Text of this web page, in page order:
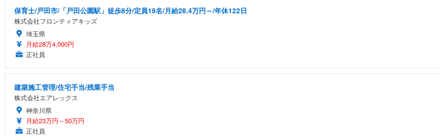
保育士/戸田市/「戸田公園駅」徒歩8分/定員19名/月給28.4万円～/年休122日
株式会社フロンティアキッズ
埼玉県
月給28万4,000円
正社員
建築施工管理/住宅手当/残業手当
株式会社エアレックス
神奈川県
月給23万円～50万円
正社員